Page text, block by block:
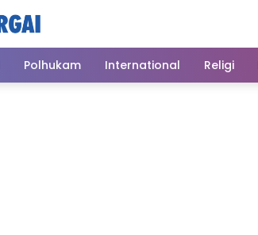
Polhukam International Religi